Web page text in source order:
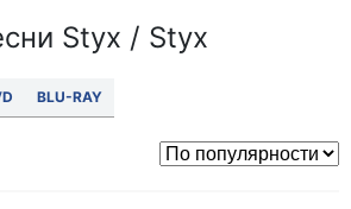
Styx / Styx
BLU-RAY